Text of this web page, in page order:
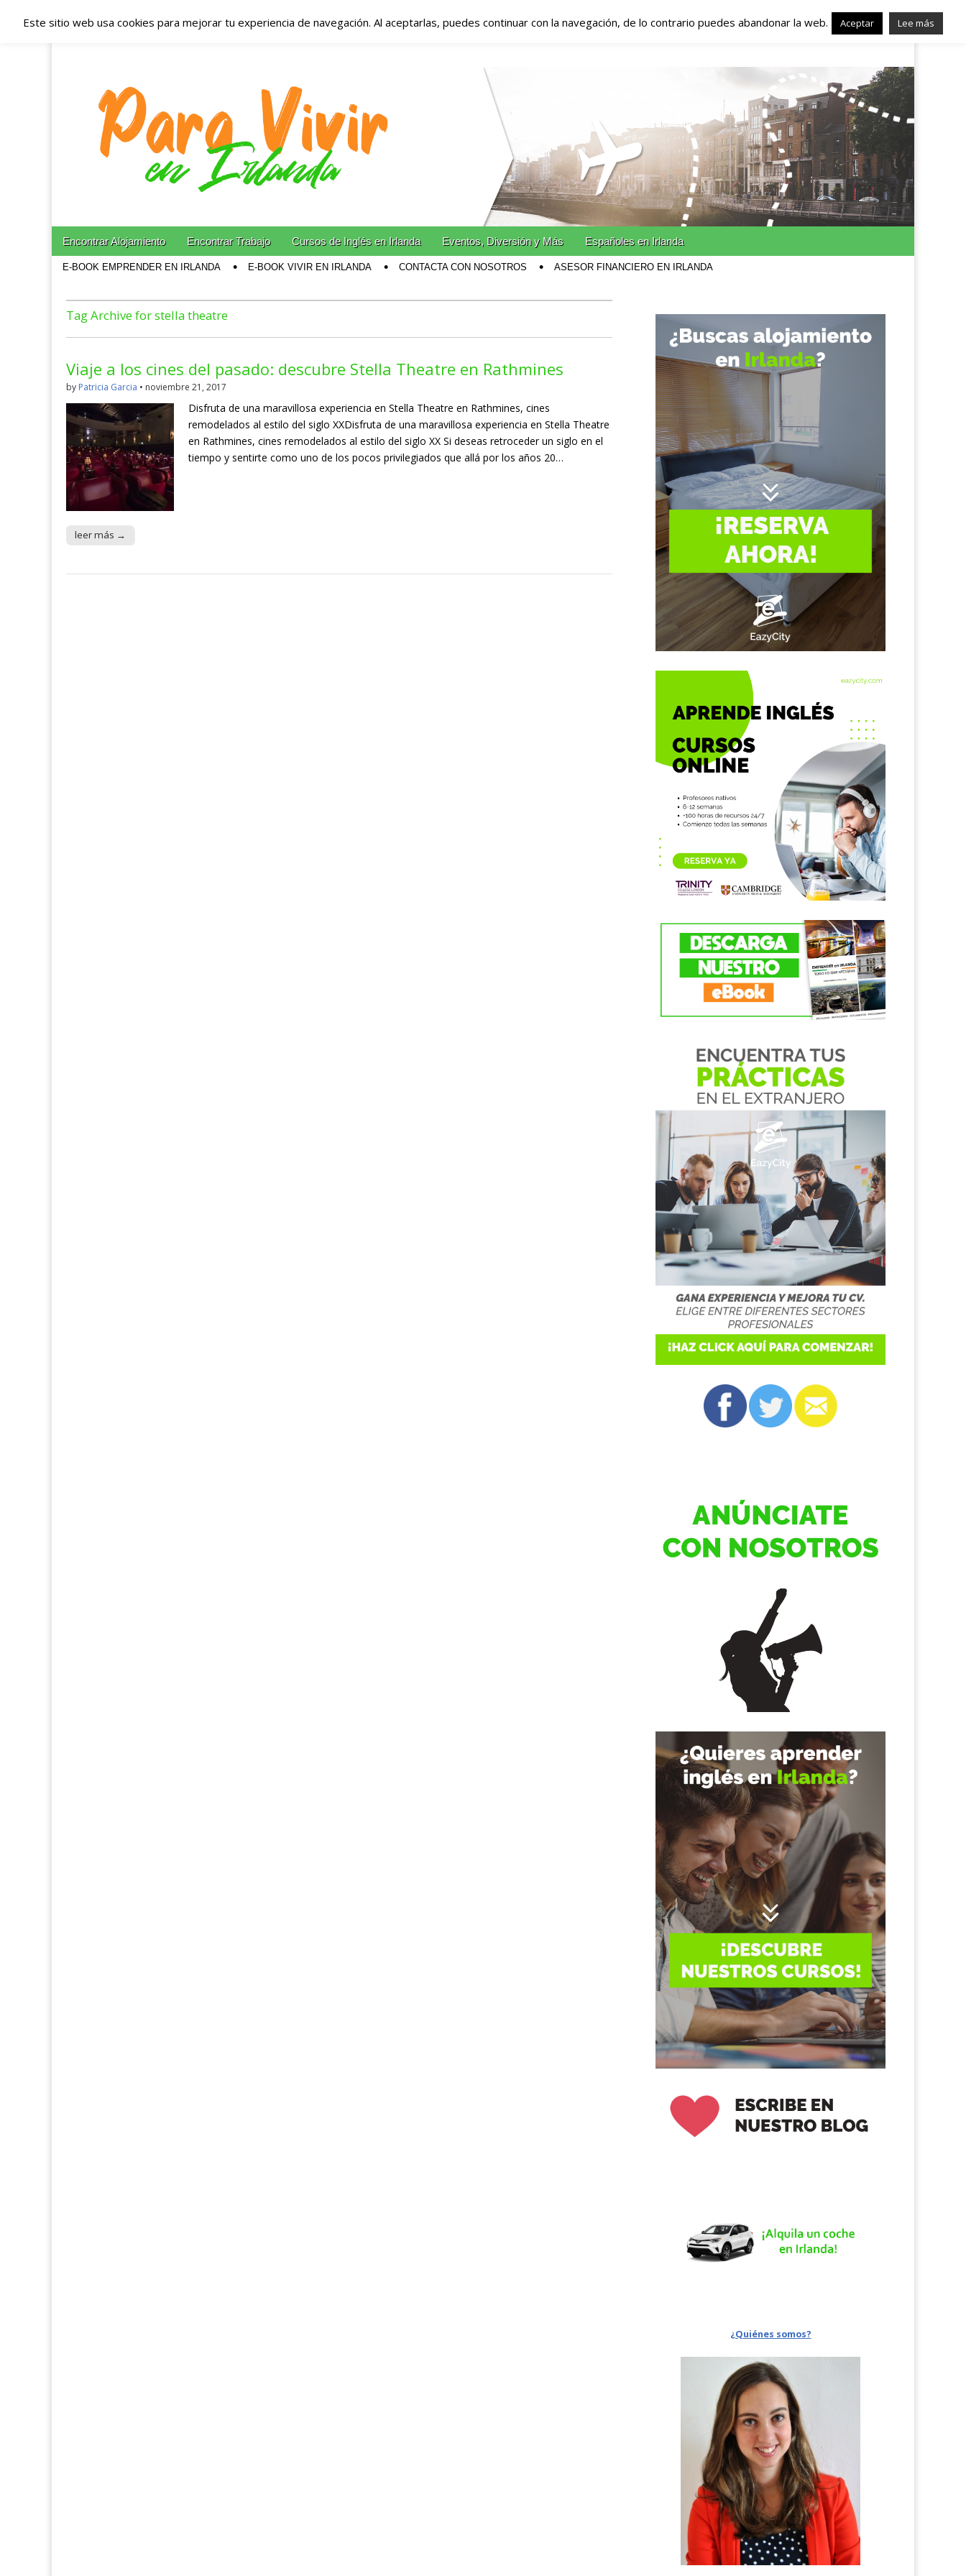
Españoles en Irlanda – Vivir en Irlanda – Trabajo en
Irlanda – Alojamiento en Irlanda
Blog dedicado a los que viven, estudian y trabajan en Irlanda!
Main menu
Skip to content
Encontrar Alojamiento Encontrar Trabajo Cursos de Inglés en Irlanda Eventos, Diversión y Más Españoles en Irlanda
E-BOOK EMPRENDER EN IRLANDA E-BOOK VIVIR EN IRLANDA CONTACTA CON NOSOTROS ASESOR FINANCIERO EN IRLANDA
Tag Archive for stella theatre
Viaje a los cines del pasado: descubre Stella Theatre en Rathmines
by Patricia Garcia • noviembre 21, 2017
Disfruta de una maravillosa experiencia en Stella Theatre en Rathmines, cines
remodelados al estilo del siglo XXDisfruta de una maravillosa experiencia en Stella Theatre
en Rathmines, cines remodelados al estilo del siglo XX Si deseas retroceder un siglo en el
tiempo y sentirte como uno de los pocos privilegiados que allá por los años 20…
leer más →
¿Quiénes somos?
Este sitio web usa cookies para mejorar tu experiencia de navegación. Al aceptarlas, puedes continuar con la navegación, de lo contrario puedes abandonar la web. Aceptar Lee más